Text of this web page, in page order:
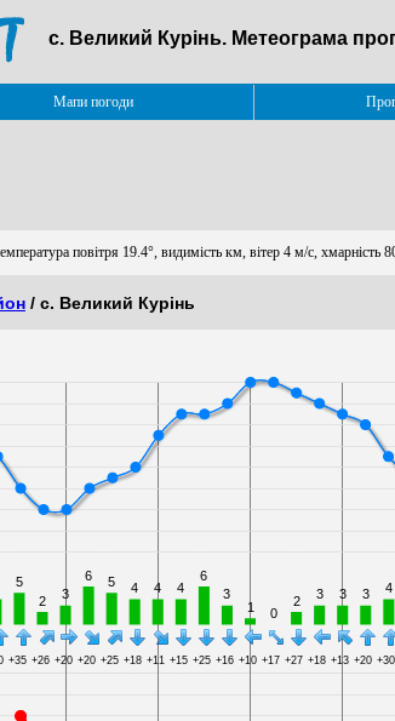
с. Великий Курінь. Метеограма
Мапи погоди
повітря 19.4°, видимість км, вітер 4 м/с, хмарність
/ с. Великий Курінь